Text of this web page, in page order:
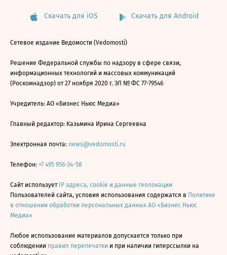
Скачать для iOS Скачать для Android
Сетевое издание Ведомости (Vedomosti)
Решение Федеральной службы по надзору в сфере связи,
информационных технологий и массовых коммуникаций
(Роскомнадзор) от 27 ноября 2020 г. ЭЛ № ФС 77-79546
Учредитель: АО «Бизнес Ньюс Медиа»
Главный редактор: Казьмина Ирина Сергеевна
Электронная почта: news@vedomosti.ru
Телефон: +7 495 956-34-58
Сайт использует IP адреса, cookie и данные геолокации
Пользователей сайта, условия использования содержатся в Политике
в отношении обработки персональных данных АО «Бизнес Ньюс
Медиа»
Любое использование материалов допускается только при
соблюдении правил перепечатки и при наличии гиперссылки на